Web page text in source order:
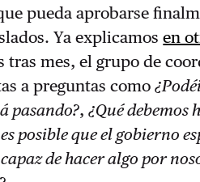
pueda aprobarse
Ya explicamosen
tras mes, el grupo de
a preguntas como
pasando?,¿Qué debemos
posible que el gobierno
de hacer algo por